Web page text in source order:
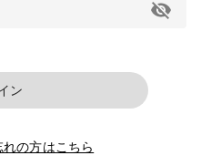
ン
の方はこちら